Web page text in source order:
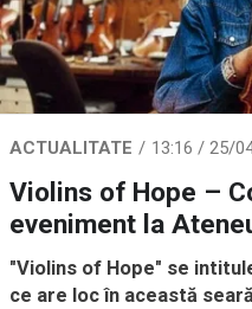
ACTUALITATE 13:16 / 25/
Violins of Hope –
eveniment la
"Violins of Hope" se
ce are loc în această